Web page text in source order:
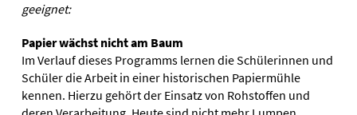
geeignet:
Papier wächst nicht am Baum
Im Verlauf dieses Programms lernen die Schülerinnen und
Schüler die Arbeit in einer historischen Papiermühle
kennen. Hierzu gehört der Einsatz von Rohstoffen und